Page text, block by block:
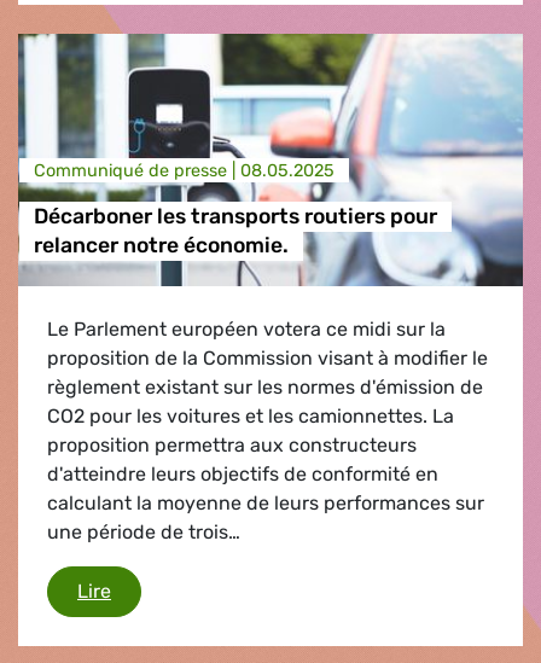
Communiqué de presse | 08.05.2025
Décarboner les transports routiers pour
relancer notre économie.
Le Parlement européen votera ce midi sur la
proposition de la Commission visant à modifier le
règlement existant sur les normes d'émission de
CO2 pour les voitures et les camionnettes. La
proposition permettra aux constructeurs
d'atteindre leurs objectifs de conformité en
calculant la moyenne de leurs performances sur
une période de trois…
LireDécarboner les transports routiers pour